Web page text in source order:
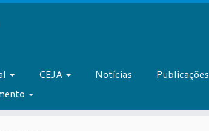
CEJA Notícias Publicações